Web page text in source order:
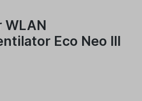
WLAN
Eco Neo III